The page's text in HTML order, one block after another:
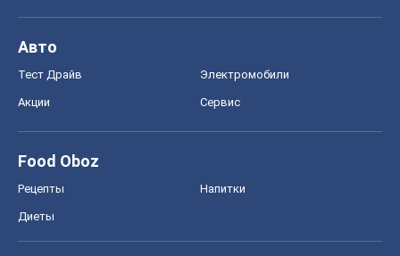
Авто
Тест Драйв Электромобили
Акции Сервис
Food Oboz
Рецепты Напитки
Диеты